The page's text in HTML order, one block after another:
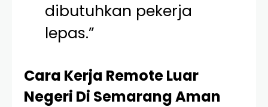
dibutuhkan pekerja
lepas.”
Cara Kerja Remote Luar
Negeri Di Semarang Aman